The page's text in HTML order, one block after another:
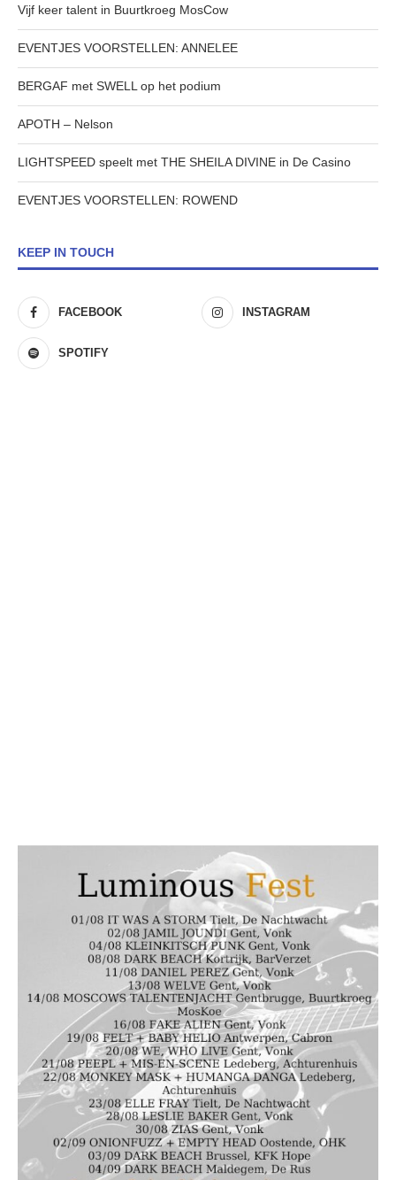
Vijf keer talent in Buurtkroeg MosCow
EVENTJES VOORSTELLEN: ANNELEE
BERGAF met SWELL op het podium
APOTH – Nelson
LIGHTSPEED speelt met THE SHEILA DIVINE in De Casino
EVENTJES VOORSTELLEN: ROWEND
KEEP IN TOUCH
FACEBOOK INSTAGRAM
SPOTIFY